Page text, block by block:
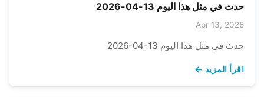
حدث في مثل هذا اليوم 13-04-2026
Apr 13, 2026
حدث في مثل هذا اليوم 13-04-2026
اقرأ المزيد ←